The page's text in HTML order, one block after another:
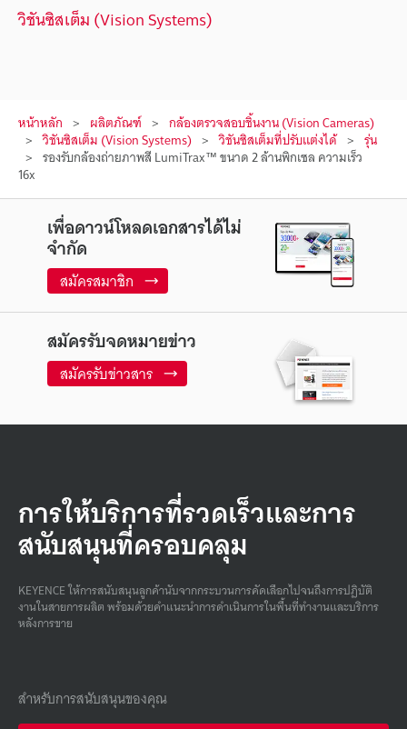
วิชันซิสเต็ม (Vision Systems)
หน้าหลัก ผลิตภัณฑ์ กล้องตรวจสอบชิ้นงาน (Vision Cameras)
วิชันซิสเต็ม (Vision Systems) วิชันซิสเต็มที่ปรับแต่งได้ รุ่น
รองรับกล้องถ่ายภาพสี LumiTrax™ ขนาด 2 ล้านพิกเซล ความเร็ว
16x
เพื่อดาวน์โหลดเอกสารได้ไม่
จำกัด
สมัครสมาชิก
สมัครรับจดหมายข่าว
สมัครรับข่าวสาร
การให้บริการที่รวดเร็วและการ
สนับสนุนที่ครอบคลุม
KEYENCE ให้การสนับสนุนลูกค้านับจากกระบวนการคัดเลือกไปจนถึงการปฏิบัติ
งานในสายการผลิต พร้อมด้วยคําแนะนําการดําเนินการในพื้นที่ทํางานและบริการ
หลังการขาย
สำหรับการสนับสนุนของคุณ